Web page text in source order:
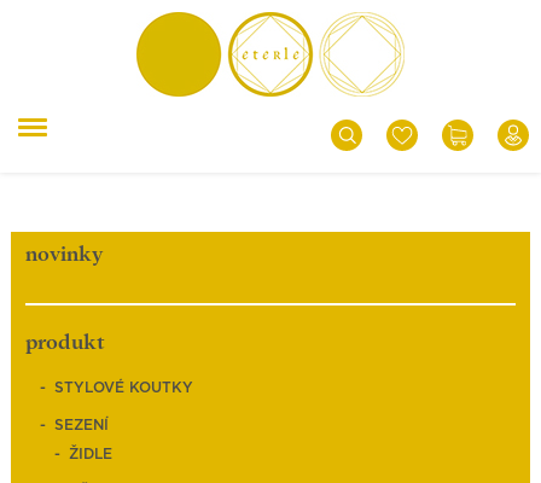
novinky
produkt
STYLOVÉ KOUTKY
SEZENÍ
ŽIDLE